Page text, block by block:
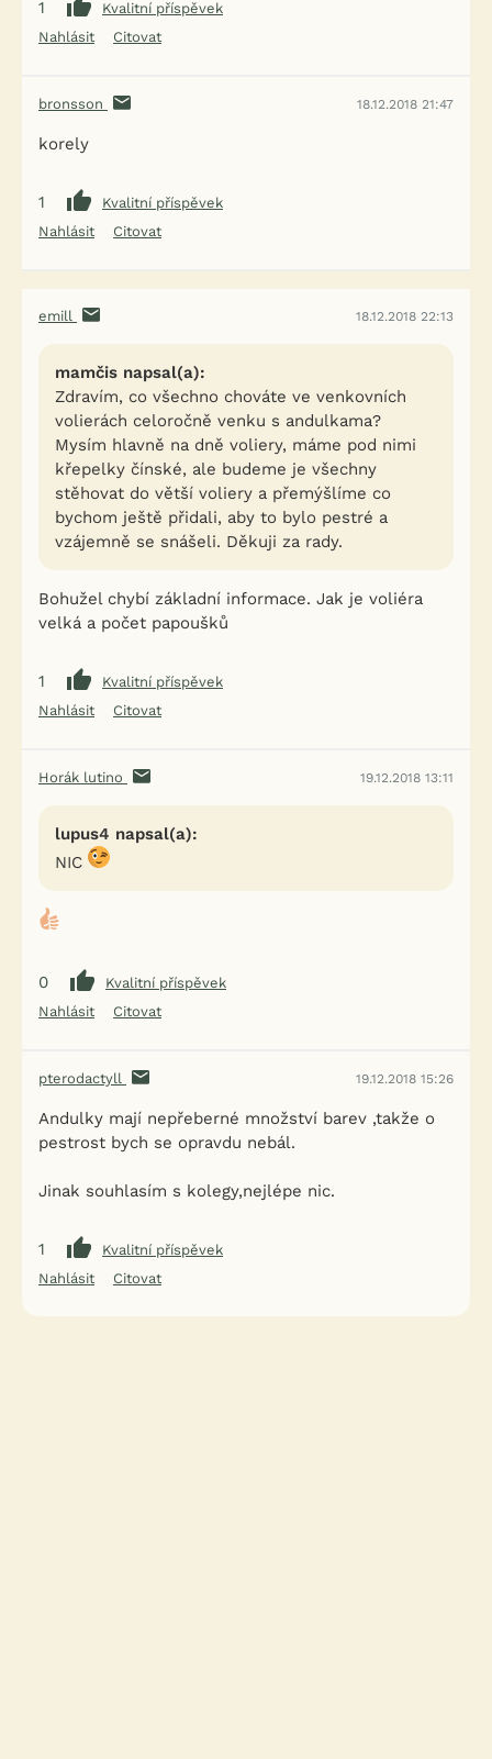
1
Kvalitní příspěvek
Nahlásit
Citovat
bronsson 18.12.2018 21:47
korely
1
Kvalitní příspěvek
Nahlásit
Citovat
emill 18.12.2018 22:13
mamčis napsal(a):
Zdravím, co všechno chováte ve venkovních
volierách celoročně venku s andulkama?
Mysím hlavně na dně voliery, máme pod nimi
křepelky čínské, ale budeme je všechny
stěhovat do větší voliery a přemýšlíme co
bychom ještě přidali, aby to bylo pestré a
vzájemně se snášeli. Děkuji za rady.
Bohužel chybí základní informace. Jak je voliéra
velká a počet papoušků
1
Kvalitní příspěvek
Nahlásit
Citovat
Horák lutino 19.12.2018 13:11
lupus4 napsal(a):
NIC
0
Kvalitní příspěvek
Nahlásit
Citovat
pterodactyll 19.12.2018 15:26
Andulky mají nepřeberné množství barev ,takže o
pestrost bych se opravdu nebál.
Jinak souhlasím s kolegy,nejlépe nic.
1
Kvalitní příspěvek
Nahlásit
Citovat